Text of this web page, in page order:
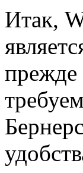
Итак,
прежде